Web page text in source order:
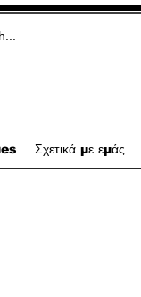
Σχετικά με εμάς